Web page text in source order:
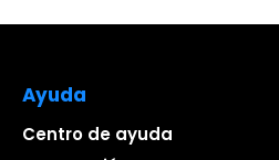
Ayuda
Centro de ayuda